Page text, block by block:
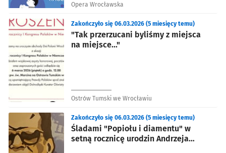
Opera Wrocławska
"Tak przerzucani byliśmy z miejsca
na miejsce..."
Zakończyło się 06.03.2026 (5 miesięcy temu)
Ostrów Tumski we Wrocławiu
Śladami "Popiołu i diamentu" w
setną rocznicę urodzin Andrzeja
Zakończyło się 06.03.2026 (5 miesięcy temu)